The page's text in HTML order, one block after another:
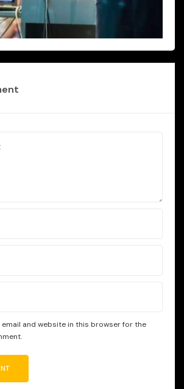
email and website in this browser for the